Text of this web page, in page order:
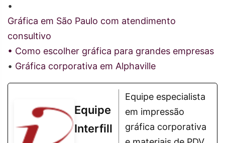
•
Gráfica em São Paulo com atendimento
consultivo
• Como escolher gráfica para grandes empresas
• Gráfica corporativa em Alphaville
Equipe
Interfill
Equipe especialista
em impressão
gráfica corporativa